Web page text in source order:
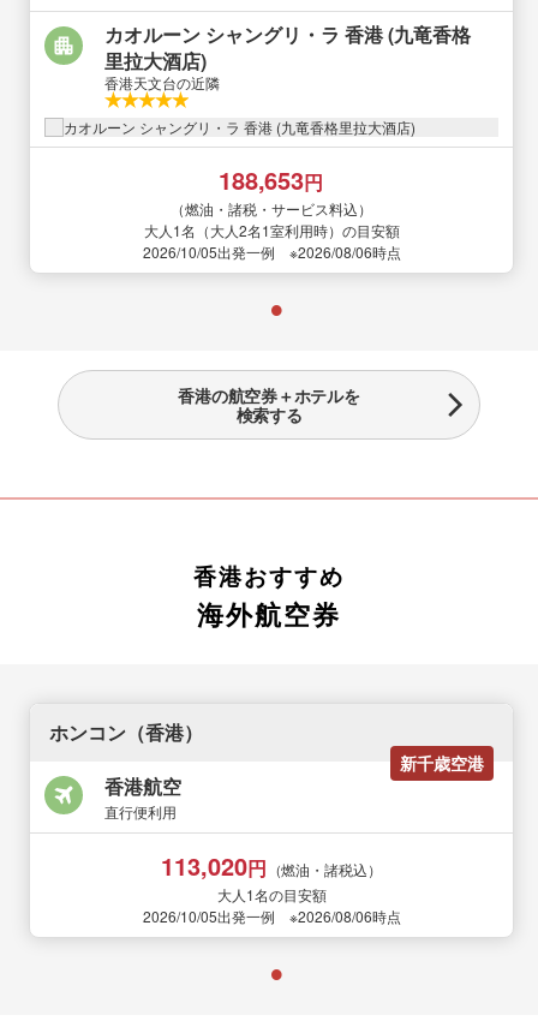
カオルーン シャングリ・ラ 香港 (九竜香格
里拉大酒店)
香港天文台の近隣
188,653円
（燃油・諸税・サービス料込）
大人1名（大人2名1室利用時）の目安額
2026/10/05出発一例 ※2026/08/06時点
香港の航空券＋ホテルを
検索する
香港おすすめ
海外航空券
ホンコン（香港）
新千歳空港
香港航空
直行便利用
113,020円 （燃油・諸税込）
大人1名の目安額
2026/10/05出発一例 ※2026/08/06時点